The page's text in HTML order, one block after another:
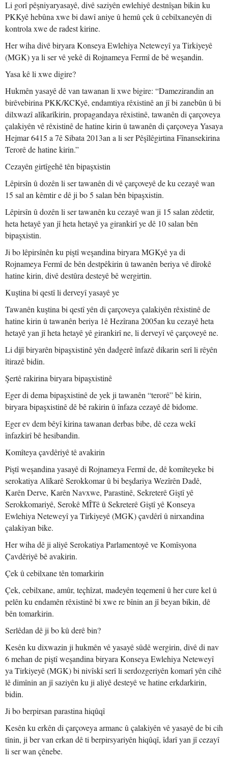
Li gorî pêşniyaryasayê, divê saziyên ewlehiyê destnîşan bikin ku
PKKyê hebûna xwe bi dawî aniye û hemû çek û cebilxaneyên di
kontrola xwe de radest kirine.
Her wiha divê biryara Konseya Ewlehiya Neteweyî ya Tirkiyeyê
(MGK) ya li ser vê yekê di Rojnameya Fermî de bê weşandin.
Yasa kê li xwe digire?
Hukmên yasayê dê van tawanan li xwe bigire: “Damezirandin an
birêvebirina PKK/KCKyê, endamtiya rêxistinê an jî bi zanebûn û bi
dilxwazî alîkarîkirin, propagandaya rêxistinê, tawanên di çarçoveya
çalakiyên vê rêxistinê de hatine kirin û tawanên di çarçoveya Yasaya
Hejmar 6415 a 7ê Sibata 2013an a li ser Pêşîlêgirtina Fînansekirina
Terorê de hatine kirin.”
Cezayên girtîgehê tên bipaşxistin
Lêpirsîn û dozên li ser tawanên di vê çarçoveyê de ku cezayê wan
15 sal an kêmtir e dê ji bo 5 salan bên bipaşxistin.
Lêpirsîn û dozên li ser tawanên ku cezayê wan ji 15 salan zêdetir,
heta hetayê yan jî heta hetayê ya girankirî ye dê 10 salan bên
bipaşxistin.
Ji bo lêpirsînên ku piştî weşandina biryara MGKyê ya di
Rojnameya Fermî de bên destpêkirin û tawanên beriya vê dîrokê
hatine kirin, divê destûra desteyê bê wergirtin.
Kuştina bi qestî li derveyî yasayê ye
Tawanên kuştina bi qestî yên di çarçoveya çalakiyên rêxistinê de
hatine kirin û tawanên beriya 1ê Hezîrana 2005an ku cezayê heta
hetayê yan jî heta hetayê yê girankirî ne, li derveyî vê çarçoveyê ne.
Li dijî biryarên bipaşxistinê yên dadgerê înfazê dikarin serî li rêyên
îtirazê bidin.
Şertê rakirina biryara bipaşxistinê
Eger di dema bipaşxistinê de yek ji tawanên “terorê” bê kirin,
biryara bipaşxistinê dê bê rakirin û înfaza cezayê dê bidome.
Eger ev dem bêyî kirina tawanan derbas bibe, dê ceza wekî
înfazkirî bê hesibandin.
Komîteya çavdêriyê tê avakirin
Piştî weşandina yasayê di Rojnameya Fermî de, dê komîteyeke bi
serokatiya Alîkarê Serokkomar û bi beşdariya Wezîrên Dadê,
Karên Derve, Karên Navxwe, Parastinê, Sekreterê Giştî yê
Serokkomariyê, Serokê MÎTê û Sekreterê Giştî yê Konseya
Ewlehiya Neteweyî ya Tirkiyeyê (MGK) çavdêrî û nirxandina
çalakiyan bike.
Her wiha dê ji aliyê Serokatiya Parlamentoyê ve Komîsyona
Çavdêriyê bê avakirin.
Çek û cebilxane tên tomarkirin
Çek, cebilxane, amûr, teçhîzat, madeyên teqemenî û her cure kel û
pelên ku endamên rêxistinê bi xwe re bînin an jî beyan bikin, dê
bên tomarkirin.
Serlêdan dê ji bo kû derê bin?
Kesên ku dixwazin ji hukmên vê yasayê sûdê wergirin, divê di nav
6 mehan de piştî weşandina biryara Konseya Ewlehiya Neteweyî
ya Tirkiyeyê (MGK) bi nivîskî serî li serdozgeriyên komarî yên cihê
lê dimînin an jî saziyên ku ji aliyê desteyê ve hatine erkdarkirin,
bidin.
Ji bo berpirsan parastina hiqûqî
Kesên ku erkên di çarçoveya armanc û çalakiyên vê yasayê de bi cih
tînin, ji ber van erkan dê ti berpirsyariyên hiqûqî, îdarî yan jî cezayî
li ser wan çênebe.